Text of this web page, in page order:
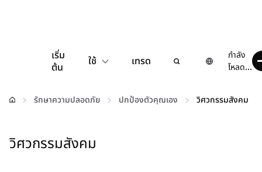
เริ่ม
ต้น
ใช้
กำหนดค่า
เทรด
กำลัง
โหลด...
รักษาความปลอดภัย ปกป้องตัวคุณเอง วิศวกรรมสังคม
วิศวกรรมสังคม